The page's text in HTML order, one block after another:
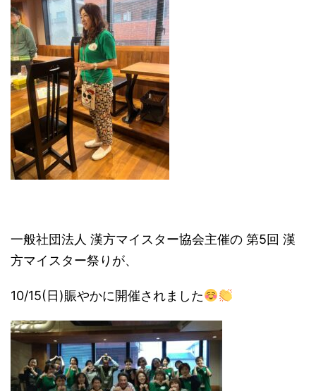
一般社団法人 漢方マイスター協会主催の 第5回 漢
方マイスター祭りが、
10/15(日)賑やかに開催されました